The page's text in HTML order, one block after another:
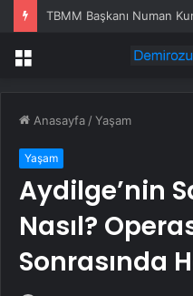
Menü
Anasayfa /Yaşam
Yaşam
Aydilge’nin
Nasıl?
Sonrasında